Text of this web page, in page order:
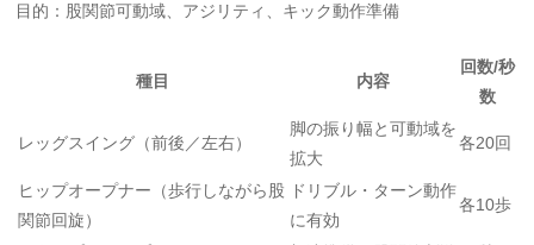
目的：股関節可動域、アジリティ、キック動作準備
種目 内容
回数/秒
数
レッグスイング（前後／左右）
脚の振り幅と可動域を
拡大
各20回
ヒップオープナー（歩行しながら股
関節回旋）
ドリブル・ターン動作
に有効
各10歩